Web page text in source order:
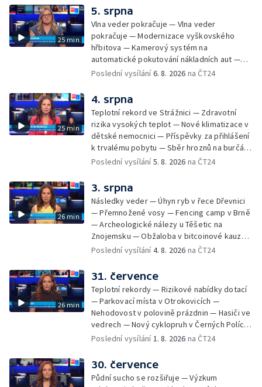
Czech Rally Zlín — Začal 7. ročník festivalu
Pop Messe — Přestavba mostu v Hodoníně
— Fenomén památníčků
25 min
5. srpna
Vlna veder pokračuje — Vlna veder
pokračuje — Modernizace vyškovského
hřbitova — Kamerový systém na
automatické pokutování nákladních aut —
Demolice vyhořelé budovy ve Zlíně — Případ
stadionu na Vyškovsku — Výstraha před
bouřkami — Brno hostí Mezinárodní kytarový
festival — Očkování po kousnutí netopýrem
Poslední vysílání6. 8. 2026 na ČT24
25 min
4. srpna
Teplotní rekord ve Strážnici — Zdravotní
rizika vysokých teplot — Nové klimatizace v
dětské nemocnici — Příspěvky za přihlášení
k trvalému pobytu — Sběr hroznů na burčák
— Dokončení oprav vedení — Skončil termín
vody v obcích — Vyschlá koryta potoků —
Sdílení strážníků na Brněnsku
Poslední vysílání5. 8. 2026 na ČT24
26 min
3. srpna
Následky veder — Úhyn ryb v řece Dřevnici
— Přemnožené vosy — Fencing camp v Brně
— Archeologické nálezy u Těšetic na
Znojemsku — Obžaloba v bitcoinové kauze
— Přestavba silnice přes Bzenec na
Zašové — Letní opravy divadel — Český hlas
ve vesmíru
Poslední vysílání4. 8. 2026 na ČT24
26 min
31. července
Teplotní rekordy — Rizikové nabídky dotací
— Parkovací místa v Otrokovicích —
Nehodovost v polovině prázdnin — Hasiči ve
vedrech — Nový cyklopruh v Černých Polích
— Květinová výstava ve Věžkách
Poslední vysílání1. 8. 2026 na ČT24
30. července
Půdní sucho se rozšiřuje — Výzkum